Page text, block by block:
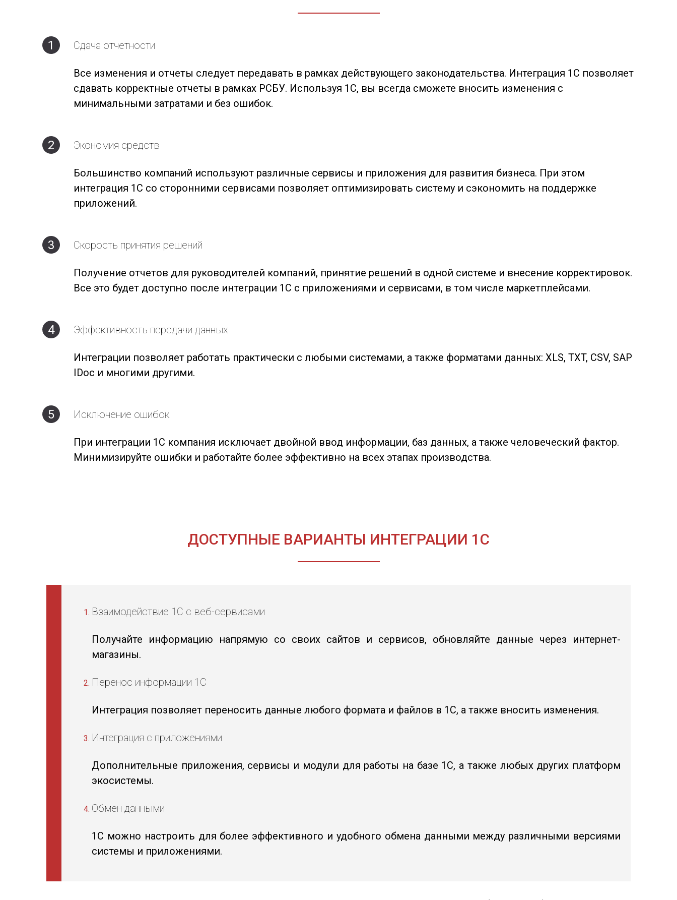
1 Сдача отчетности
Все изменения и отчеты следует передавать в рамках действующего законодательства. Интеграция 1С позволяет
сдавать корректные отчеты в рамках РСБУ. Используя 1С, вы всегда сможете вносить изменения с
минимальными затратами и без ошибок.
2 Экономия средств
Большинство компаний используют различные сервисы и приложения для развития бизнеса. При этом
интеграция 1С со сторонними сервисами позволяет оптимизировать систему и сэкономить на поддержке
приложений.
3 Скорость принятия решений
Получение отчетов для руководителей компаний, принятие решений в одной системе и внесение корректировок.
Все это будет доступно после интеграции 1С с приложениями и сервисами, в том числе маркетплейсами.
4 Эффективность передачи данных
Интеграции позволяет работать практически с любыми системами, а также форматами данных: XLS, TXT, CSV, SAP
IDoc и многими другими.
5 Исключение ошибок
При интеграции 1С компания исключает двойной ввод информации, баз данных, а также человеческий фактор.
Минимизируйте ошибки и работайте более эффективно на всех этапах производства.
ДОСТУПНЫЕ ВАРИАНТЫ ИНТЕГРАЦИИ 1С
Взаимодействие 1С с веб-сервисами
Получайте информацию напрямую со своих сайтов и сервисов, обновляйте данные через интернет-
магазины.
Перенос информации 1С
Интеграция позволяет переносить данные любого формата и файлов в 1С, а также вносить изменения.
Интеграция с приложениями
Дополнительные приложения, сервисы и модули для работы на базе 1С, а также любых других платформ
экосистемы.
Обмен данными
1С можно настроить для более эффективного и удобного обмена данными между различными версиями
системы и приложениями.